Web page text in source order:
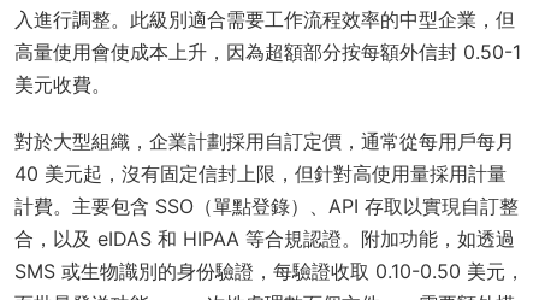
入進行調整。此級別適合需要工作流程效率的中型企業，但
高量使用會使成本上升，因為超額部分按每額外信封 0.50-1
美元收費。
對於大型組織，企業計劃採用自訂定價，通常從每用戶每月
40 美元起，沒有固定信封上限，但針對高使用量採用計量
計費。主要包含 SSO（單點登錄）、API 存取以實現自訂整
合，以及 eIDAS 和 HIPAA 等合規認證。附加功能，如透過
SMS 或生物識別的身份驗證，每驗證收取 0.10-0.50 美元，